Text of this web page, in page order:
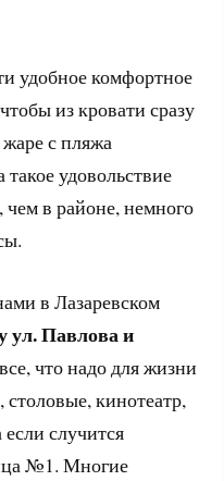
удобное комфортное
из кровати сразу
с пляжа
удовольствие
в районе, немного
в Лазаревском
ул. Павлова и
что надо для жизни
кинотеатр,
случится
№1. Многие